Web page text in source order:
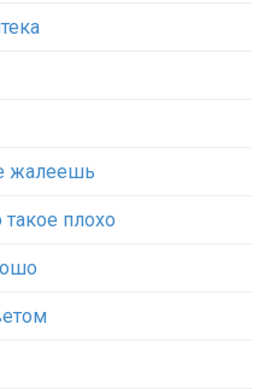
жалеешь
плохо